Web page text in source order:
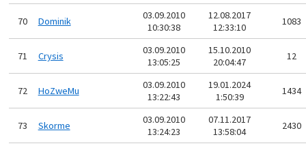
70 Dominik
03.09.2010
10:30:38
12.08.2017
12:33:10
1083
71 Crysis
03.09.2010
13:05:25
15.10.2010
20:04:47
12
72 HoZweMu
03.09.2010
13:22:43
19.01.2024
1:50:39
1434
73 Skorme
03.09.2010
13:24:23
07.11.2017
13:58:04
2430